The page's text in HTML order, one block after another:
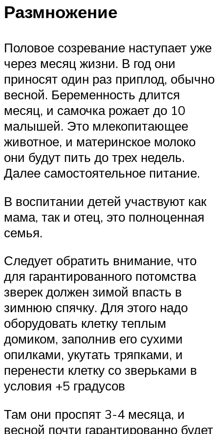
Размножение
Половое созревание наступает уже
через месяц жизни. В год они
приносят один раз приплод, обычно
весной. Беременность длится
месяц, и самочка рожает до 10
малышей. Это млекопитающее
животное, и материнское молоко
они будут пить до трех недель.
Далее самостоятельное питание.
В воспитании детей участвуют как
мама, так и отец, это полноценная
семья.
Следует обратить внимание, что
для гарантированного потомства
зверек должен зимой впасть в
зимнюю спячку. Для этого надо
оборудовать клетку теплым
домиком, заполнив его сухими
опилками, укутать тряпками, и
перенести клетку со зверьками в
условия +5 градусов
Там они проспят 3-4 месяца, и
весной почти гарантированно будет